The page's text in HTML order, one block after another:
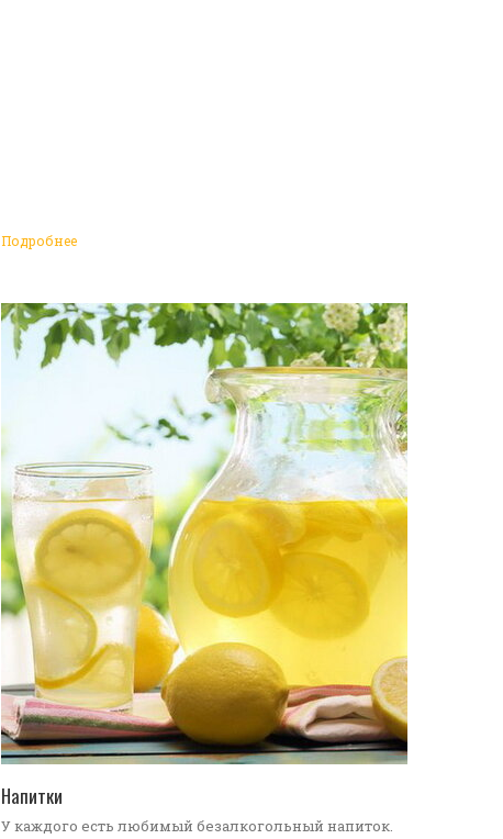
Подробнее
Напитки
У каждого есть любимый безалкогольный напиток.